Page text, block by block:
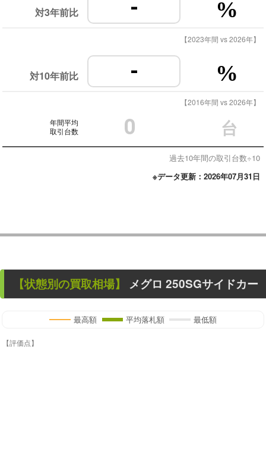
対3年前比 - %
【2023年間 vs 2026年】
対10年前比 - %
【2016年間 vs 2026年】
年間平均
取引台数
0 台
過去10年間の取引台数÷10
※データ更新：2026年07月31日
【状態別の買取相場】 メグロ 250SGサイドカー
最高額 平均落札額 最低額
【評価点】